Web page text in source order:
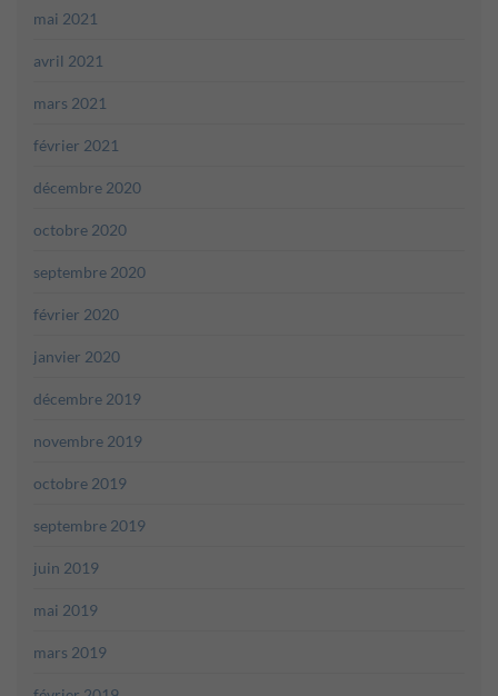
mai 2021
avril 2021
mars 2021
février 2021
décembre 2020
octobre 2020
septembre 2020
février 2020
janvier 2020
décembre 2019
novembre 2019
octobre 2019
septembre 2019
juin 2019
mai 2019
mars 2019